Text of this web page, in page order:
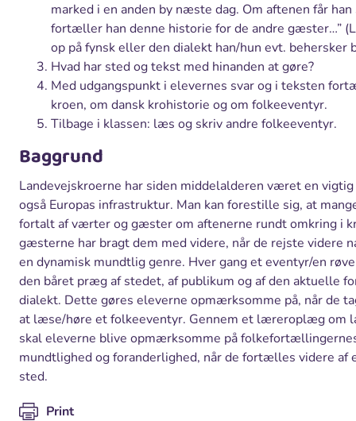
marked i en anden by næste dag. Om aftenen får
fortæller han denne historie for de andre gæster…”
op på fynsk eller den dialekt han/hun evt. behersker
Hvad har sted og tekst med hinanden at gøre?
Med udgangspunkt i elevernes svar og i teksten
kroen, om dansk krohistorie og om folkeeventyr.
Tilbage i klassen: læs og skriv andre folkeeventyr.
Baggrund
Landevejskroerne har siden middelalderen været en
også Europas infrastruktur. Man kan forestille sig, at
fortalt af værter og gæster om aftenerne rundt omkring i
gæsterne har bragt dem med videre, når de rejste videre
en dynamisk mundtlig genre. Hver gang et eventyr/en
den båret præg af stedet, af publikum og af den aktuelle
dialekt. Dette gøres eleverne opmærksomme på, når de
at læse/høre et folkeeventyr. Gennem et læreroplæg om
skal eleverne blive opmærksomme på
mundtlighed og foranderlighed, når de fortælles videre
sted.
Print